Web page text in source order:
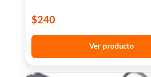
$240
Ver producto